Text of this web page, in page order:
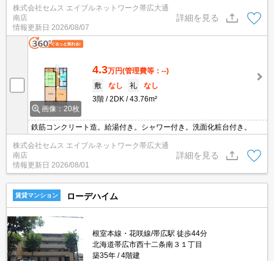
株式会社セムス エイブルネットワーク帯広大通
南店
情報更新日 2026/08/07
詳細を見る
画像：20枚
4.3万円(管理費等：--)
敷
なし 礼
なし
3階
2DK 43.76m²
鉄筋コンクリート造。給湯付き。シャワー付き。洗面化粧台付き。
株式会社セムス エイブルネットワーク帯広大通
南店
情報更新日 2026/08/01
詳細を見る
賃貸マンション ローデハイム
根室本線・花咲線/帯広駅 徒歩44分
北海道帯広市西十二条南３１丁目
築35年
4階建